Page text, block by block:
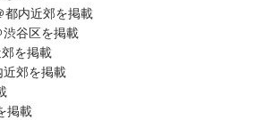
内近郊を掲載
谷区を掲載
を掲載
郊を掲載
掲載